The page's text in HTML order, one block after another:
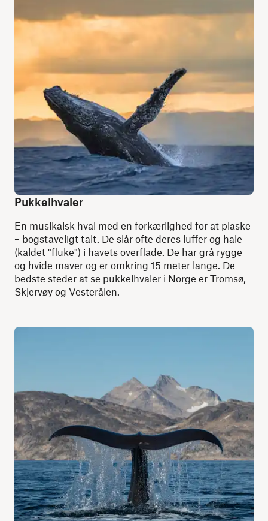
Pukkelhvaler
En musikalsk hval med en forkærlighed for at plaske
– bogstaveligt talt. De slår ofte deres luffer og hale
(kaldet "fluke") i havets overflade. De har grå rygge
og hvide maver og er omkring 15 meter lange. De
bedste steder at se pukkelhvaler i Norge er Tromsø,
Skjervøy og Vesterålen.